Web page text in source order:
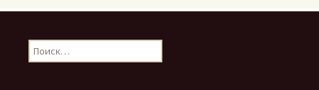
Найти: